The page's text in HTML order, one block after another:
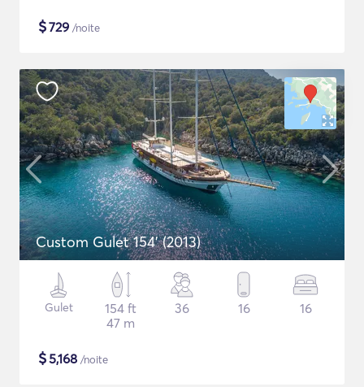
$729 /noite
Custom Gulet 154' (2013)
Gulet
154 ft
47 m
36 16 16
$5,168 /noite